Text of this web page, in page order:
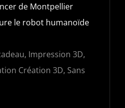
de Montpellier
le robot humanoïde
Impression 3D,
Création 3D, Sans